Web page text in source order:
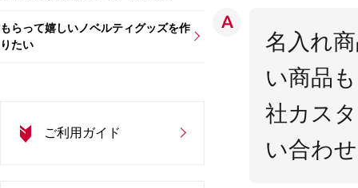
もらって嬉しいノベルティグッズを作
りたい
ご利用ガイド
名入れ
い商品
社カス
い合わ